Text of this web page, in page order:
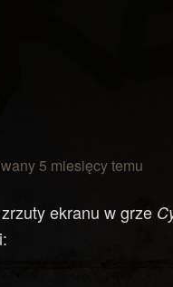
5 miesięcy temu
ekranu w grze